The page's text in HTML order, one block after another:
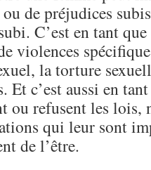
de préjudices
C’est en tant que
violences
la torture
Et c’est aussi en
ou refusent les lois,
qui leur sont
de l’être.